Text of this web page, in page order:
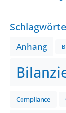
Anhang
Compliance